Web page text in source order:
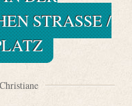
STRASSE / A